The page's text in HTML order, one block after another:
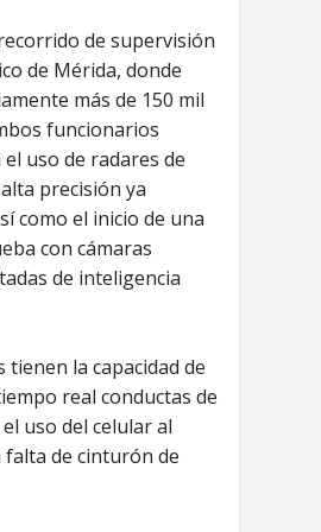
de supervisión
de Mérida, donde
más de 150 mil
funcionarios
uso de radares de
precisión ya
como el inicio de una
con cámaras
de inteligencia
tienen la capacidad de
real conductas de
uso del celular al
falta de cinturón de